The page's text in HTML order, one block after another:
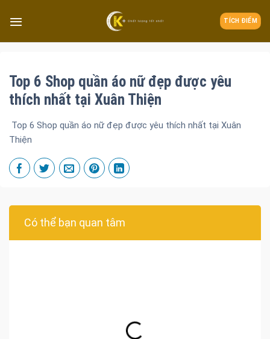
TÍCH ĐIỂM
Top 6 Shop quần áo nữ đẹp được yêu
thích nhất tại Xuân Thiện
Top 6 Shop quần áo nữ đẹp được yêu thích nhất tại Xuân
Thiện
Có thể bạn quan tâm